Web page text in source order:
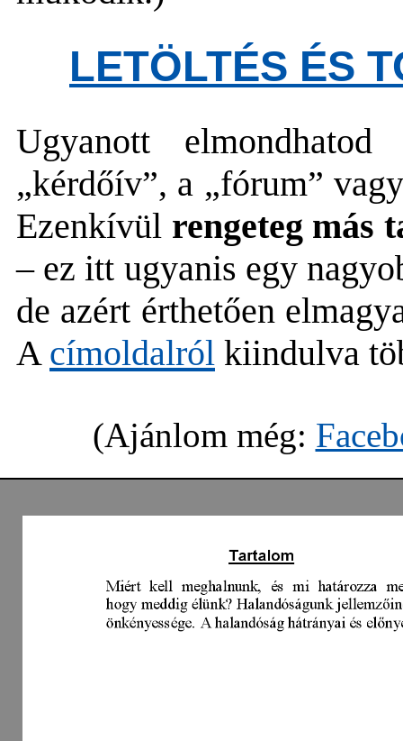
LETÖLTÉS ÉS
Ugyanott
„kérdőív”, a „fórum”
Ezenkívül rengeteg más
– ez itt ugyanis egy
de azért érthetően
A címoldalról kiindulva
(Ajánlom még: